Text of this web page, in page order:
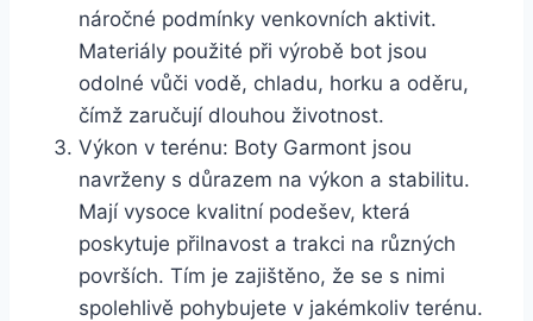
náročné ⁣podmínky venkovních aktivit.
Materiály ‌použité ⁢při výrobě‌ bot jsou
odolné vůči vodě, chladu, horku a oděru,
čímž‌ zaručují dlouhou životnost.
Výkon v terénu: Boty Garmont jsou
navrženy s⁣ důrazem na výkon a ⁢stabilitu.
Mají vysoce kvalitní podešev, která
⁤poskytuje přilnavost a‍ trakci na různých
⁢površích. Tím je zajištěno, že se s nimi
‌spolehlivě pohybujete v jakémkoliv terénu.